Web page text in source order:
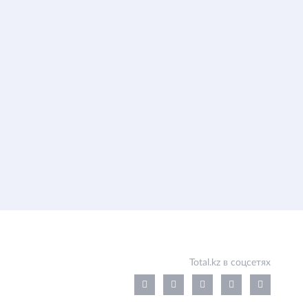
Total.kz в соцсетях